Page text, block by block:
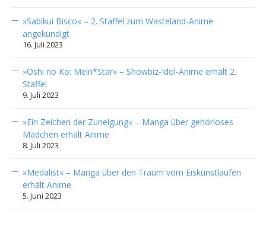
»Sabikui Bisco« – 2. Staffel zum Wasteland-Anime
angekündigt
16. Juli 2023
»Oshi no Ko: Mein*Star« – Showbiz-Idol-Anime erhält 2.
Staffel
9. Juli 2023
»Ein Zeichen der Zuneigung« – Manga über gehörloses
Mädchen erhält Anime
8. Juli 2023
»Medalist« – Manga über den Traum vom Eiskunstlaufen
erhält Anime
5. Juni 2023